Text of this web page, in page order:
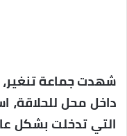
شهدت جماعة تنغير،
داخل محل للحلاقة،
التي تدخلت بشكل